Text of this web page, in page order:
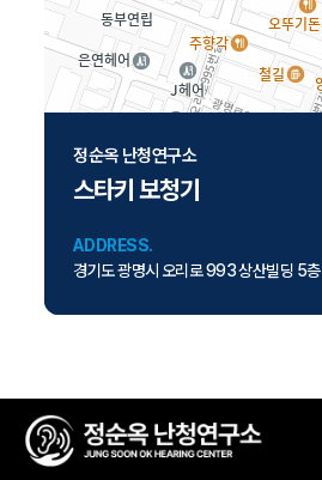
주소
경기 광명시 오리로 993
전화
-
정순옥 난청연구소
스타키 보청기
ADDRESS.
경기도 광명시 오리로 993 상산빌딩 5층